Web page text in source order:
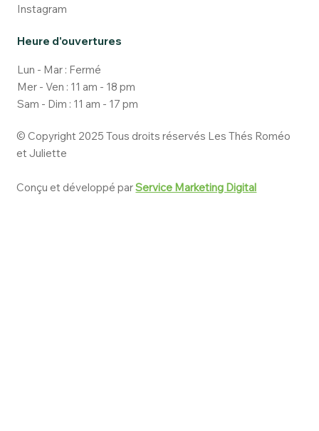
Instagram
Heure d'ouvertures
Lun - Mar : Fermé
Mer - Ven : 11 am - 18 pm
Sam - Dim : 11 am - 17 pm
© Copyright 2025 Tous droits réservés Les Thés Roméo
et Juliette
Conçu et développé parService Marketing Digital